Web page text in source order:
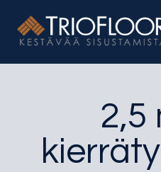
sisältöön
2,5